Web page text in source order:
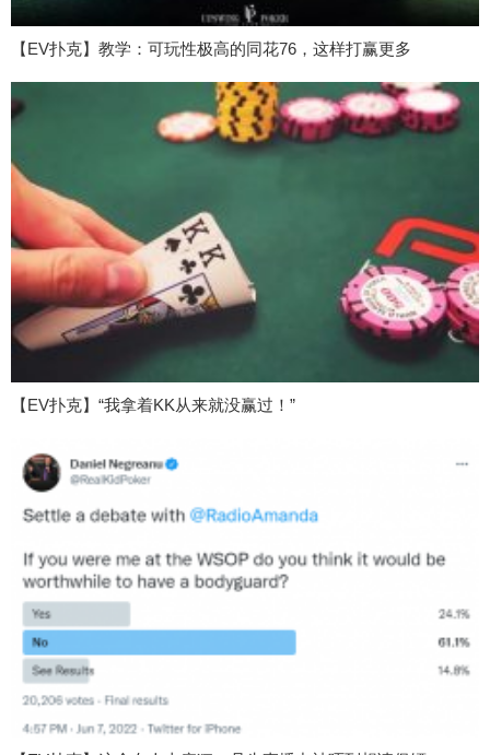
【EV扑克】教学：可玩性极高的同花76，这样打赢更多
【EV扑克】“我拿着KK从来就没赢过！”